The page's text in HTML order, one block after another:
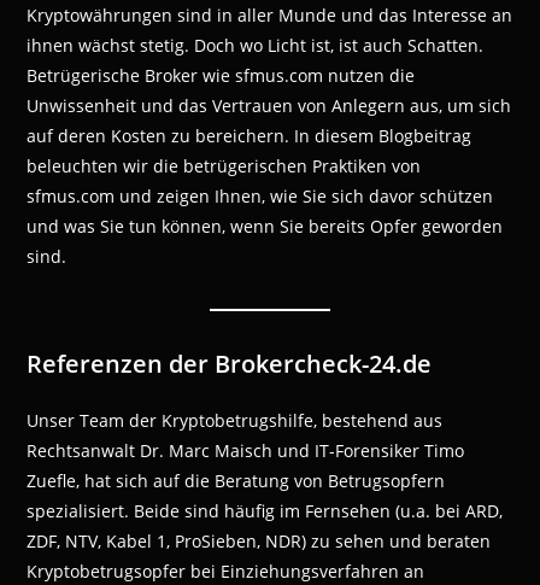
Kryptowährungen sind in aller Munde und das Interesse an
ihnen wächst stetig. Doch wo Licht ist, ist auch Schatten.
Betrügerische Broker wie sfmus.com nutzen die
Unwissenheit und das Vertrauen von Anlegern aus, um sich
auf deren Kosten zu bereichern. In diesem Blogbeitrag
beleuchten wir die betrügerischen Praktiken von
sfmus.com und zeigen Ihnen, wie Sie sich davor schützen
und was Sie tun können, wenn Sie bereits Opfer geworden
sind.
Referenzen der Brokercheck-24.de
Unser Team der Kryptobetrugshilfe, bestehend aus
Rechtsanwalt Dr. Marc Maisch und IT-Forensiker Timo
Zuefle, hat sich auf die Beratung von Betrugsopfern
spezialisiert. Beide sind häufig im Fernsehen (u.a. bei ARD,
ZDF, NTV, Kabel 1, ProSieben, NDR) zu sehen und beraten
Kryptobetrugsopfer bei Einziehungsverfahren an